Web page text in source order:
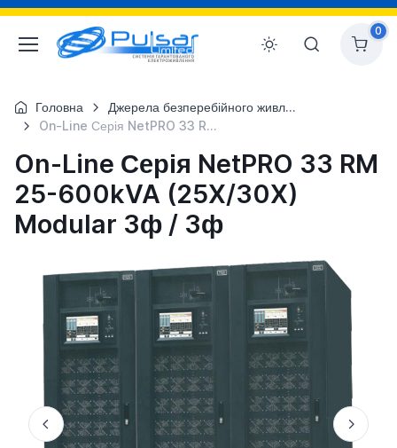
0
Головна
Джерела безперебійного живлення
On-Line Серія NetPRO 33 RM 25-600kVA (25X/30X) Modular 3ф / 3ф
On-Line Серія NetPRO 33 RM
25-600kVA (25X/30X)
Modular 3ф / 3ф